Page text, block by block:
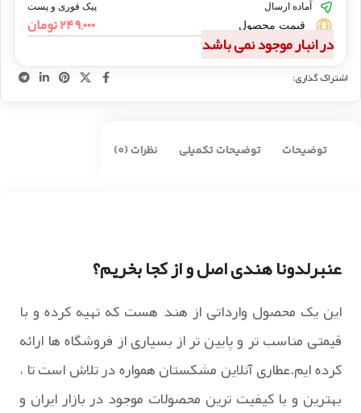
آماده ارسال پیک فوری و پست
قیمت محصول ۲۴۹,۰۰۰تومان
در انبار موجود نمی باشد
اشتراک گذاری:
توضیحات توضیحات تکمیلی نظرات (0)
عنبرلدونا هندی اصل و از کجا بخریم؟
این یک محصول وارداتی از هند هست که تهیه کرده و با
قیمتی مناسب تر و پایین تر از بسیاری از فروشگاه ها ارائه
کرده ایم.عطاری آنلاین مشکستان همواره در تلاش است تا ،
بهترین و با کیفیت ترین محصولات موجود در بازار ایران و